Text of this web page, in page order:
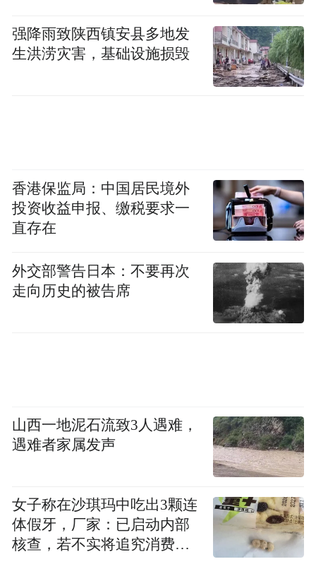
强降雨致陕西镇安县多地发
生洪涝灾害，基础设施损毁
香港保监局：中国居民境外
投资收益申报、缴税要求一
直存在
外交部警告日本：不要再次
走向历史的被告席
山西一地泥石流致3人遇难，
遇难者家属发声
女子称在沙琪玛中吃出3颗连
体假牙，厂家：已启动内部
核查，若不实将追究消费者